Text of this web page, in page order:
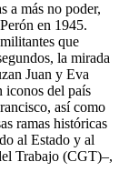
a más no poder,
en 1945.
que
la mirada
Juan y Eva
iconos del país
así como
ramas históricas
al Estado y al
Trabajo (CGT)–,